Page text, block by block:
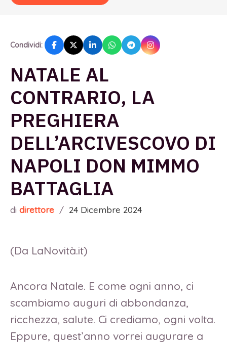
Condividi:
NATALE AL
CONTRARIO, LA
PREGHIERA
DELL’ARCIVESCOVO DI
NAPOLI DON MIMMO
BATTAGLIA
di direttore / 24 Dicembre 2024
(Da LaNovità.it)
Ancora Natale. E come ogni anno, ci
scambiamo auguri di abbondanza,
ricchezza, salute. Ci crediamo, ogni volta.
Eppure, quest’anno vorrei augurare a